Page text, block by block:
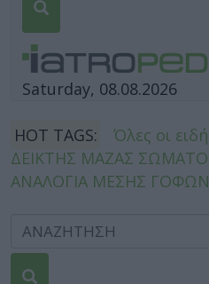
Saturday, 08.08.2026
HOT TAGS:
Όλες οι
ΔΕΙΚΤΗΣ ΜΑΖΑΣ
ΑΝΑΛΟΓΙΑ ΜΕΣΗΣ ΓΟΦΩΝ